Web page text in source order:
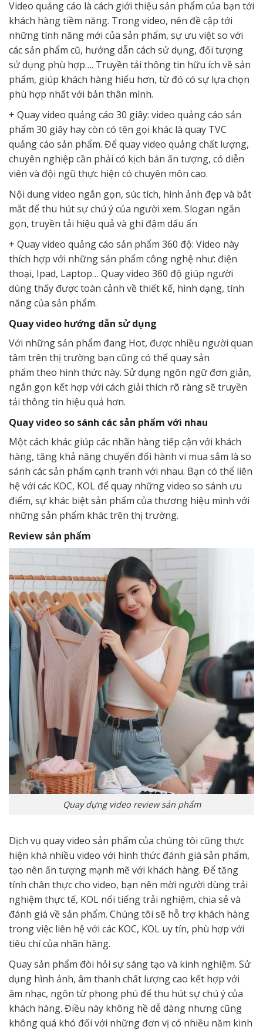
Video quảng cáo là cách giới thiệu sản phẩm của bạn tới
khách hàng tiềm năng. Trong video, nên đề cập tới
những tính năng mới của sản phẩm, sự ưu việt so với
các sản phẩm cũ, hướng dẫn cách sử dụng, đối tượng
sử dụng phù hợp…. Truyền tải thông tin hữu ích về sản
phẩm, giúp khách hàng hiểu hơn, từ đó có sự lựa chọn
phù hợp nhất với bản thân mình.
+ Quay video quảng cáo 30 giây: video quảng cáo sản
phẩm 30 giây hay còn có tên gọi khác là quay TVC
quảng cáo sản phẩm. Để quay video quảng chất lượng,
chuyên nghiệp cần phải có kịch bản ấn tượng, có diễn
viên và đội ngũ thực hiện có chuyên môn cao.
Nội dung video ngắn gọn, súc tích, hình ảnh đẹp và bắt
mắt để thu hút sự chú ý của người xem. Slogan ngắn
gọn, truyền tải hiệu quả và ghi đậm dấu ấn
+ Quay video quảng cáo sản phẩm 360 độ: Video này
thích hợp với những sản phẩm công nghệ như: điện
thoại, Ipad, Laptop… Quay video 360 độ giúp người
dùng thấy được toàn cảnh về thiết kế, hình dạng, tính
năng của sản phẩm.
Quay video hướng dẫn sử dụng
Với những sản phẩm đang Hot, được nhiều người quan
tâm trên thị trường bạn cũng có thể quay sản
phẩm theo hình thức này. Sử dụng ngôn ngữ đơn giản,
ngắn gọn kết hợp với cách giải thích rõ ràng sẽ truyền
tải thông tin hiệu quả hơn.
Quay video so sánh các sản phẩm với nhau
Một cách khác giúp các nhãn hàng tiếp cận với khách
hàng, tăng khả năng chuyển đổi hành vi mua sắm là so
sánh các sản phẩm cạnh tranh với nhau. Bạn có thể liên
hệ với các KOC, KOL để quay những video so sánh ưu
điểm, sự khác biệt sản phẩm của thương hiệu mình với
những sản phẩm khác trên thị trường.
Review sản phẩm
Quay dựng video review sản phẩm
Dịch vụ quay video sản phẩm của chúng tôi cũng thực
hiện khá nhiều video với hình thức đánh giá sản phẩm,
tạo nên ấn tượng mạnh mẽ với khách hàng. Để tăng
tính chân thực cho video, bạn nên mời người dùng trải
nghiệm thực tế, KOL nổi tiếng trải nghiệm, chia sẻ và
đánh giá về sản phẩm. Chúng tôi sẽ hỗ trợ khách hàng
trong việc liên hệ với các KOC, KOL uy tín, phù hợp với
tiêu chí của nhãn hàng.
Quay sản phẩm đòi hỏi sự sáng tạo và kinh nghiệm. Sử
dụng hình ảnh, âm thanh chất lượng cao kết hợp với
âm nhạc, ngôn từ phong phú để thu hút sự chú ý của
khách hàng. Điều này không hề dễ dàng nhưng cũng
không quá khó đối với những đơn vị có nhiều năm kinh